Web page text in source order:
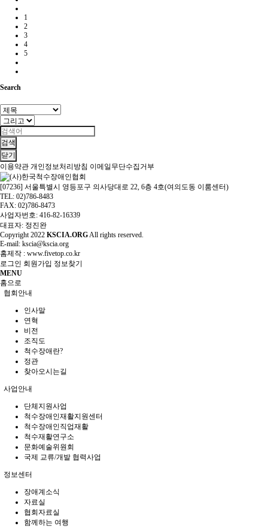
1
2
3
4
5
Search
검색
닫기
이용약관 개인정보처리방침 이메일무단수집거부
[07236] 서울특별시 영등포구 의사당대로 22, 6층 4호(여의도동 이룸센터)
TEL: 02)786-8483
FAX: 02)786-8473
사업자번호: 416-82-16339
대표자: 정진완
Copyright2022 KSCIA.ORGAll rights reserved.
E-mail: kscia@kscia.org
홈제작 : www.fivetop.co.kr
로그인 회원가입 정보찾기
MENU
홈으로
협회안내
인사말
연혁
비전
조직도
척수장애란?
정관
찾아오시는길
사업안내
단체지원사업
척수장애인재활지원센터
척수장애인직업재활
척수재활연구소
문화예술위원회
국제 교류/개발 협력사업
정보센터
장애계소식
자료실
협회자료실
함께하는 여행